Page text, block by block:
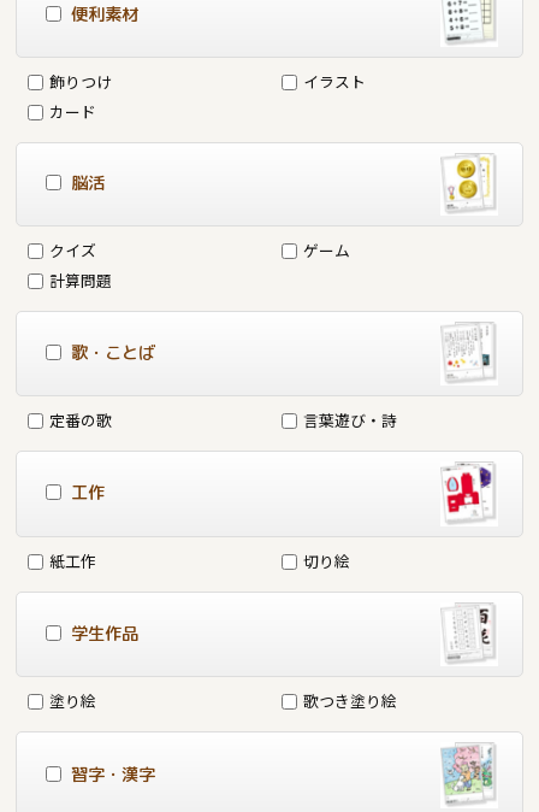
便利素材
飾りつけ
イラスト
カード
脳活
クイズ
ゲーム
計算問題
歌・ことば
定番の歌 言葉遊び・詩
工作
紙工作 切り絵
学生作品
塗り絵 歌つき塗り絵
習字・漢字